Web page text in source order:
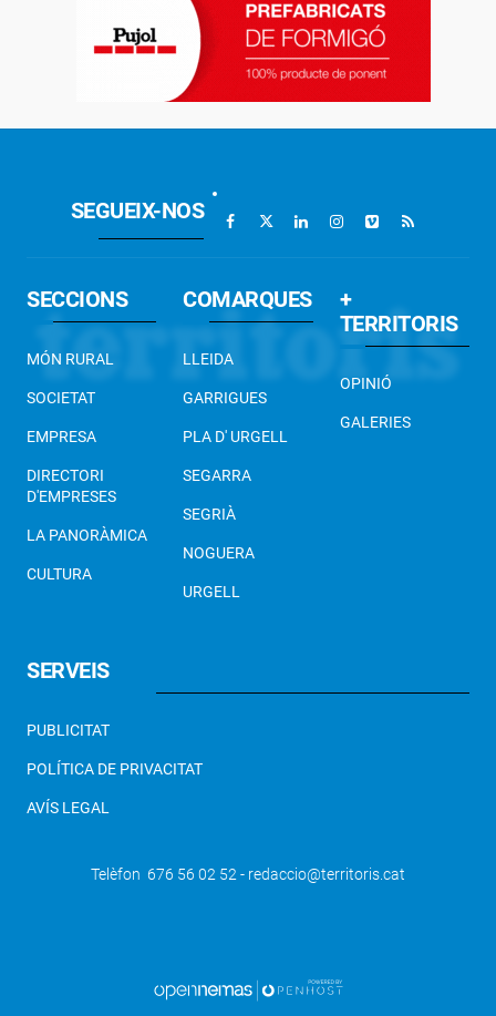
SEGUEIX-NOS
SECCIONS
MÓN RURAL
SOCIETAT
EMPRESA
DIRECTORI
D'EMPRESES
LA PANORÀMICA
CULTURA
COMARQUES
LLEIDA
GARRIGUES
PLA D' URGELL
SEGARRA
SEGRIÀ
NOGUERA
URGELL
+
TERRITORIS
OPINIÓ
GALERIES
SERVEIS
PUBLICITAT
POLÍTICA DE PRIVACITAT
AVÍS LEGAL
Telèfon 676 56 02 52 - redaccio@territoris.cat